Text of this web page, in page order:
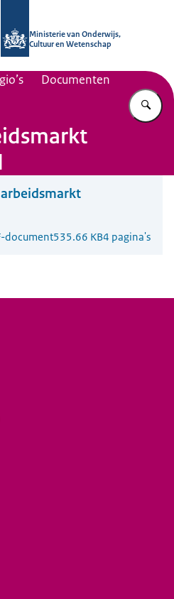
Ministerie van Onderwijs,
Cultuur en Wetenschap
Documenten
document535.66 KB4 pagina's